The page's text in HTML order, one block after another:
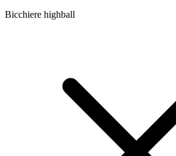
Bicchiere highball